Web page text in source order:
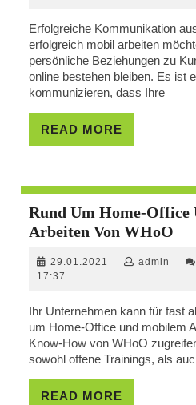
Erfolgreiche Kommunikation
erfolgreich mobil arbeiten
persönliche Beziehungen zu
online bestehen bleiben. Es ist
kommunizieren, dass Ihre
READ MORE
MORE
Rund Um Home-Office
Arbeiten Von WHoO
29.01.2021 29.01.2021
admin
17:37
Ihr Unternehmen kann für fast
um Home-Office und mobilem
Know-How von WHoO
sowohl offene Trainings, als
READ MORE